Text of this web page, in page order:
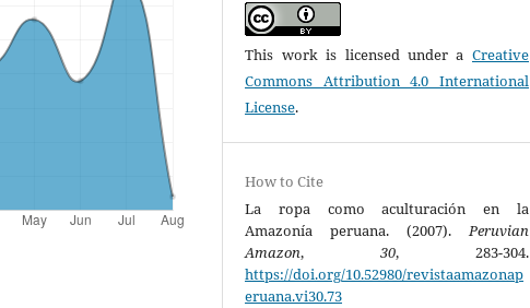
This work is licensed under a Creative
Commons Attribution 4.0 International
License.
How to Cite
La ropa como aculturación en la
Amazonía peruana. (2007).Peruvian
Amazon, 30, 283-304.
https://doi.org/10.52980/revistaamazonap
eruana.vi30.73